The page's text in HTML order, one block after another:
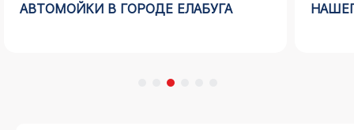
АВТОМОЙКИ В ГОРОДЕ ЕЛАБУГА